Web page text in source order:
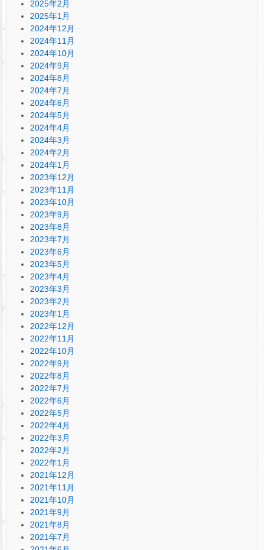
2025年2月
2025年1月
2024年12月
2024年11月
2024年10月
2024年9月
2024年8月
2024年7月
2024年6月
2024年5月
2024年4月
2024年3月
2024年2月
2024年1月
2023年12月
2023年11月
2023年10月
2023年9月
2023年8月
2023年7月
2023年6月
2023年5月
2023年4月
2023年3月
2023年2月
2023年1月
2022年12月
2022年11月
2022年10月
2022年9月
2022年8月
2022年7月
2022年6月
2022年5月
2022年4月
2022年3月
2022年2月
2022年1月
2021年12月
2021年11月
2021年10月
2021年9月
2021年8月
2021年7月